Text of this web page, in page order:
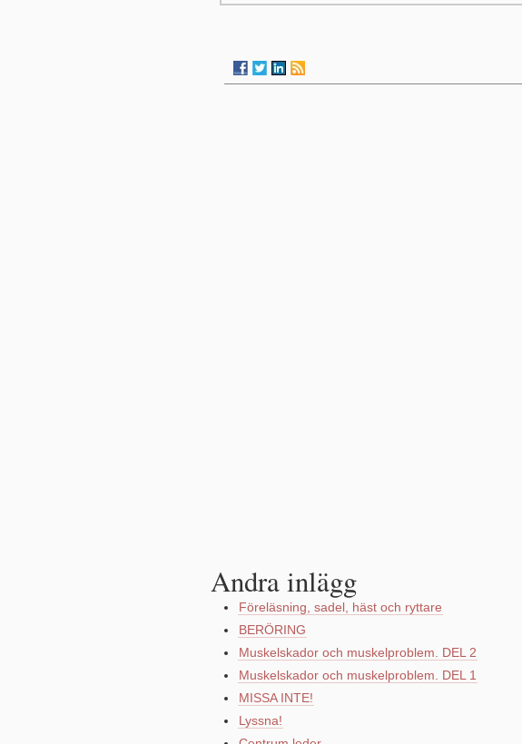
Andra inlägg
Föreläsning, sadel, häst och ryttare
BERÖRING
Muskelskador och muskelproblem. DEL 2
Muskelskador och muskelproblem. DEL 1
MISSA INTE!
Lyssna!